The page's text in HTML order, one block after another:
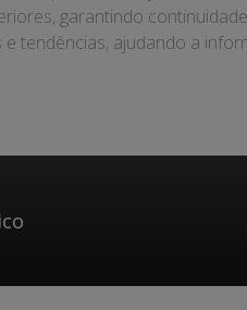
garantindo
tendências, ajudando a